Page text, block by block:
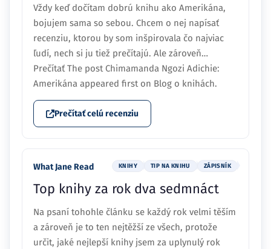
Vždy keď dočítam dobrú knihu ako Amerikána,
bojujem sama so sebou. Chcem o nej napísať
recenziu, ktorou by som inšpirovala čo najviac
ľudí, nech si ju tiež prečítajú. Ale zároveň…
Prečítať The post Chimamanda Ngozi Adichie:
Amerikána appeared first on Blog o knihách.
Prečítať celú recenziu
What Jane Read KNIHY TIP NA KNIHU ZÁPISNÍK
Top knihy za rok dva sedmnáct
Na psaní tohohle článku se každý rok velmi těším
a zároveň je to ten nejtěžší ze všech, protože
určit, jaké nejlepší knihy jsem za uplynulý rok